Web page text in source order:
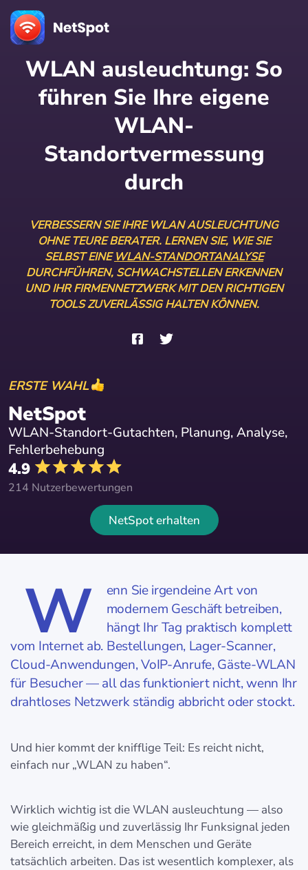
WLAN ausleuchtung: So
führen Sie Ihre eigene
WLAN-
Standortvermessung
durch
VERBESSERN SIE IHRE WLAN AUSLEUCHTUNG
OHNE TEURE BERATER. LERNEN SIE, WIE SIE
SELBST EINEWLAN-STANDORTANALYSE
DURCHFÜHREN, SCHWACHSTELLEN ERKENNEN
UND IHR FIRMENNETZWERK MIT DEN RICHTIGEN
TOOLS ZUVERLÄSSIG HALTEN KÖNNEN.
ERSTE WAHL
NetSpot
WLAN-Standort-Gutachten, Planung, Analyse,
Fehlerbehebung
4.9
214 Nutzerbewertungen
NetSpot erhalten
W
enn Sie irgendeine Art von
modernem Geschäft betreiben,
hängt Ihr Tag praktisch komplett
vom Internet ab. Bestellungen, Lager-Scanner,
Cloud-Anwendungen, VoIP-Anrufe, Gäste-WLAN
für Besucher — all das funktioniert nicht, wenn Ihr
drahtloses Netzwerk ständig abbricht oder stockt.
Und hier kommt der knifflige Teil: Es reicht nicht,
einfach nur „WLAN zu haben“.
Wirklich wichtig ist die WLAN ausleuchtung — also
wie gleichmäßig und zuverlässig Ihr Funksignal jeden
Bereich erreicht, in dem Menschen und Geräte
tatsächlich arbeiten. Das ist wesentlich komplexer, als